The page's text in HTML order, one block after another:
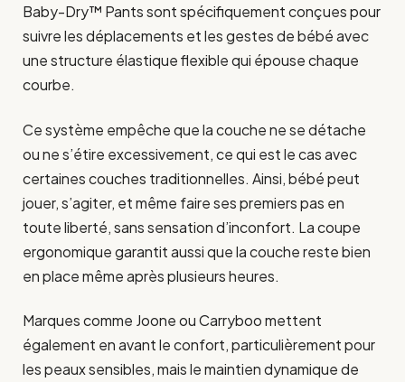
Baby-Dry™ Pants sont spécifiquement conçues pour
suivre les déplacements et les gestes de bébé avec
une structure élastique flexible qui épouse chaque
courbe.
Ce système empêche que la couche ne se détache
ou ne s’étire excessivement, ce qui est le cas avec
certaines couches traditionnelles. Ainsi, bébé peut
jouer, s’agiter, et même faire ses premiers pas en
toute liberté, sans sensation d’inconfort. La coupe
ergonomique garantit aussi que la couche reste bien
en place même après plusieurs heures.
Marques comme Joone ou Carryboo mettent
également en avant le confort, particulièrement pour
les peaux sensibles, mais le maintien dynamique de